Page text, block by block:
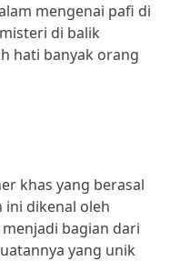
mengenai pafi di
di balik
hati banyak orang
khas yang berasal
ini dikenal oleh
bagian dari
yang unik